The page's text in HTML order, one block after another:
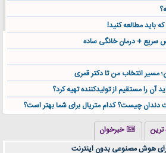
باید مطالعه کنید!
سریع + درمان خانگی ساده
مسیر انتخاب من تا دکتر قمری
را مستقیم از تولیدکننده تهیه کرد؟
دندان چیست؟ کدام متریال برای شما بهتر است؟
سود و رو‌ به‌ رشد در بازار ایران
شاید مشکل از این انتخاب باشد
ترین
خبرخوان
هوش مصنوعی بدون اینترنت